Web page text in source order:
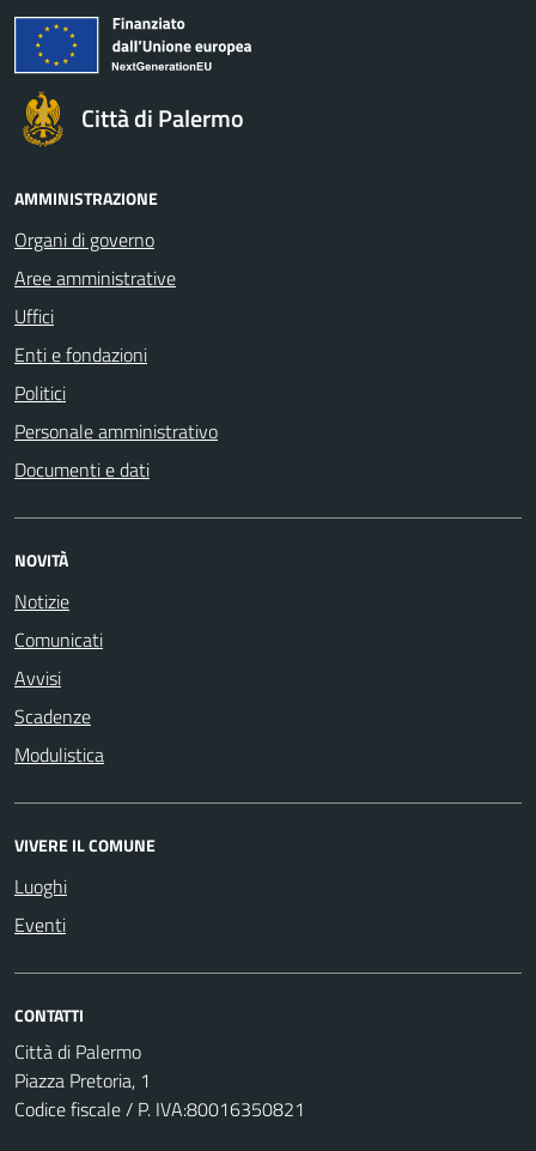
Città di Palermo
AMMINISTRAZIONE
Organi di governo
Aree amministrative
Uffici
Enti e fondazioni
Politici
Personale amministrativo
Documenti e dati
NOVITÀ
Notizie
Comunicati
Avvisi
Scadenze
Modulistica
VIVERE IL COMUNE
Luoghi
Eventi
CONTATTI
Città di Palermo
Piazza Pretoria, 1
Codice fiscale / P. IVA:80016350821